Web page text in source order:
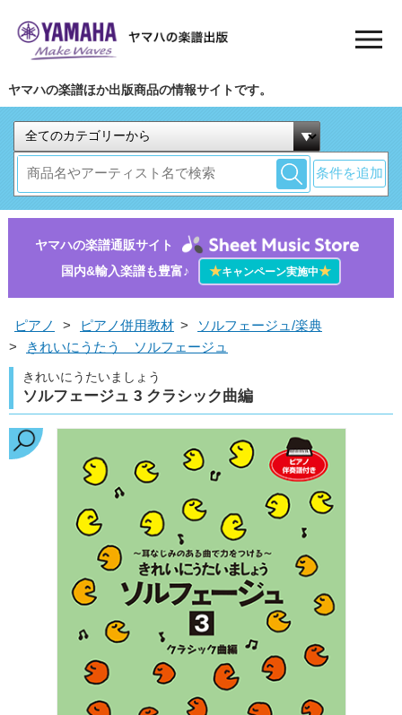
ヤマハの楽譜ほか出版商品の情報サイトです。
条件を追加
ヤマハの楽譜通販サイト
国内&輸入楽譜も豊富♪
★キャンペーン実施中★
ピアノ > ピアノ併用教材 >
ソルフェージュ/楽典
>
きれいにうたう ソルフェージュ
きれいにうたいましょう
ソルフェージュ 3 クラシック曲編